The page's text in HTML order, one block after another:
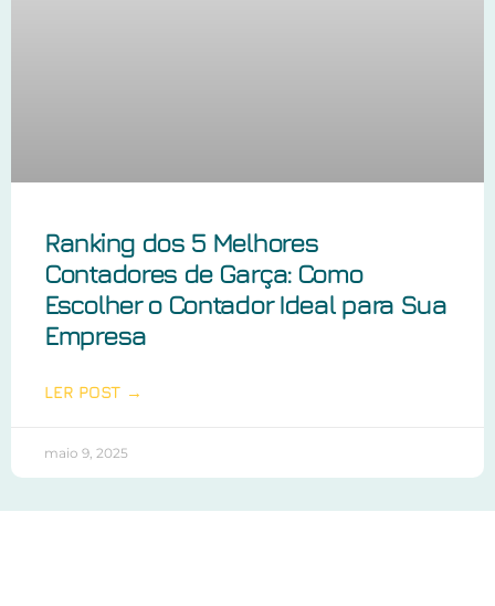
Ranking dos 5 Melhores
Contadores de Garça: Como
Escolher o Contador Ideal para Sua
Empresa
LER POST →
maio 9, 2025